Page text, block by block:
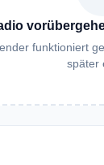
funktioniert
später